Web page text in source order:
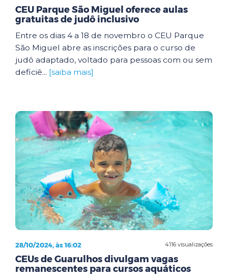
CEU Parque São Miguel oferece aulas
gratuitas de judô inclusivo
Entre os dias 4 a 18 de novembro o CEU Parque
São Miguel abre as inscrições para o curso de
judô adaptado, voltado para pessoas com ou sem
deficiê... [saiba mais]
4116 visualizações
28/10/2024, às 16:02
CEUs de Guarulhos divulgam vagas
remanescentes para cursos aquáticos